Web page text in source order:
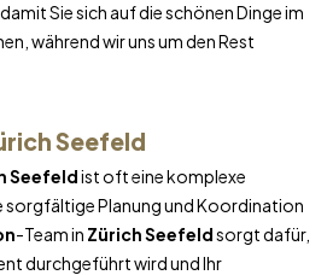
Sie sich auf die schönen Dinge im
während wir uns um den Rest
Seefeld
Seefeldist oft eine komplexe
sorgfältige Planung und Koordination
-Team in Zürich Seefeldsorgt dafür,
durchgeführt wird und Ihr